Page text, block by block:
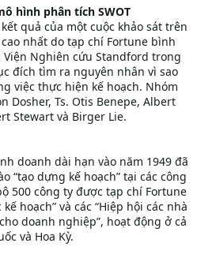
hình phân tích SWOT
quả của một cuộc khảo sát trên
nhất do tạp chí Fortune bình
Nghiên cứu Standford trong
đích tìm ra nguyên nhân vì sao
việc thực hiện kế hoạch. Nhóm
Dosher, Ts. Otis Benepe, Albert
Stewart và Birger Lie.
doanh dài hạn vào năm 1949 đã
“tạo dựng kế hoạch” tại các công
500 công ty được tạp chí Fortune
hoạch” và các “Hiệp hội các nhà
doanh nghiệp”, hoạt động ở cả
và Hoa Kỳ.